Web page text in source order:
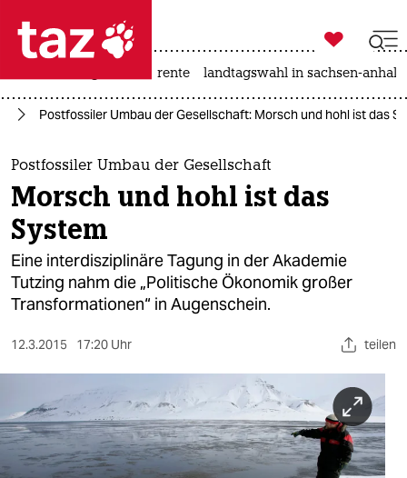
 taz zahl ich
taz zahl ich
themen
politik
öko
gesellschaft
sport
berlin
nord

taz zahl ich
rente landtagswahl in sachsen-anhalt
Postfossiler Umbau der Gesellschaft: Morsch und hohl ist das
Postfossiler Umbau der Gesellschaft
Morsch und hohl ist das
System
Eine interdisziplinäre Tagung in der Akademie
Tutzing nahm die „Politische Ökonomik großer
Transformationen“ in Augenschein.
12.3.2015 17:20 Uhr teilen